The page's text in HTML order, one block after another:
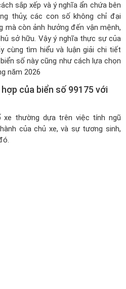
sắp xếp và ý nghĩa ẩn chứa bên
thủy, các con số không chỉ đại
còn ảnh hưởng đến vận mệnh,
sở hữu. Vậy ý nghĩa thực sự của
cùng tìm hiểu và luận giải chi tiết
số này cũng như cách lựa chọn
năm 2026
của biển số 99175 với
xe thường dựa trên việc tính ngũ
của chủ xe, và sự tương sinh,